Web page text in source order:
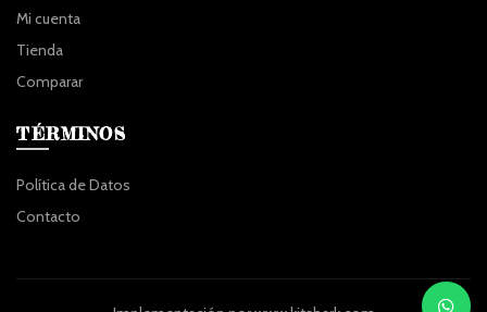
Mi cuenta
Tienda
Comparar
TÉRMINOS
Política de Datos
Contacto